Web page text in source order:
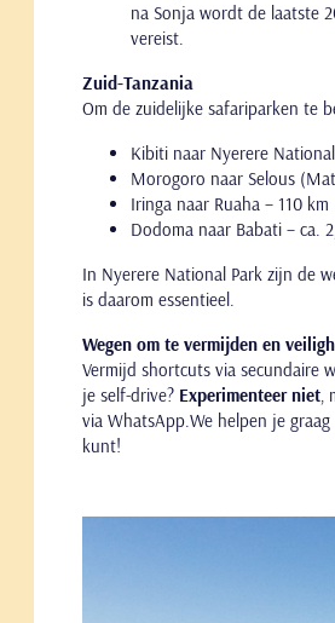
na Sonja wordt de laatste
vereist.
Zuid-Tanzania
Om de zuidelijke safariparken te
Kibiti naar Nyerere
Morogoro naar Selous
Iringa naar Ruaha – 110 km
Dodoma naar Babati – ca.
In Nyerere National Park zijn de
is daarom essentieel.
Wegen om te vermijden en
Vermijd shortcuts via secundaire
je self-drive? Experimenteer niet,
via WhatsApp.We helpen je
kunt!